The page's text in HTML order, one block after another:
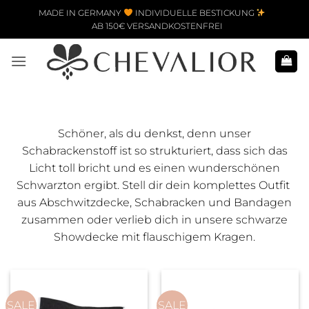
Zum Inhalt springen
MADE IN GERMANY
INDIVIDUELLE BESTICKUNG
AB 150€ VERSANDKOSTENFREI
Schöner, als du denkst, denn unser
Schabrackenstoff ist so strukturiert, dass sich das
Licht toll bricht und es einen wunderschönen
Schwarzton ergibt. Stell dir dein komplettes Outfit
aus Abschwitzdecke, Schabracken und Bandagen
zusammen oder verlieb dich in unsere schwarze
Showdecke mit flauschigem Kragen.
SALE SALE